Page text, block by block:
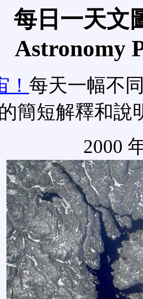
每日一天文
Astronomy
每天一幅不
簡短解釋和說
2000